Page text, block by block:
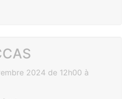
2024 de 12h00 à